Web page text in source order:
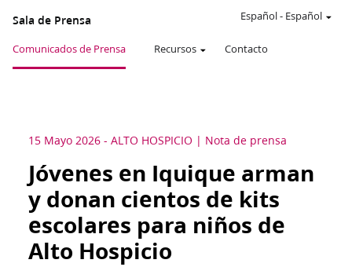
Sala de Prensa
Comunicados de Prensa Recursos Contacto
Español- Español
15 Mayo 2026 - ALTO HOSPICIO Nota de prensa
Jóvenes en Iquique arman
y donan cientos de kits
escolares para niños de
Alto Hospicio